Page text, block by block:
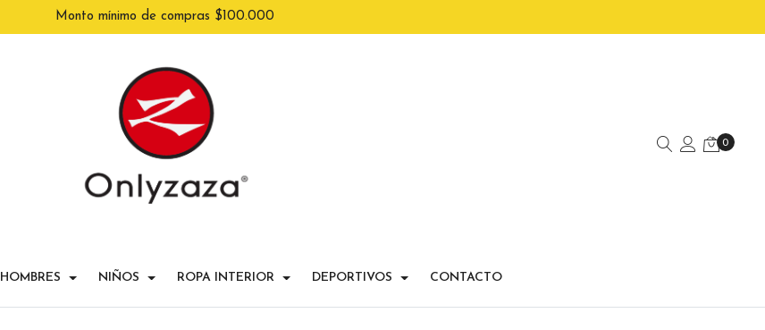
Monto mínimo de compras $100.000
0
HOMBRES NIÑOS ROPA INTERIOR DEPORTIVOS CONTACTO